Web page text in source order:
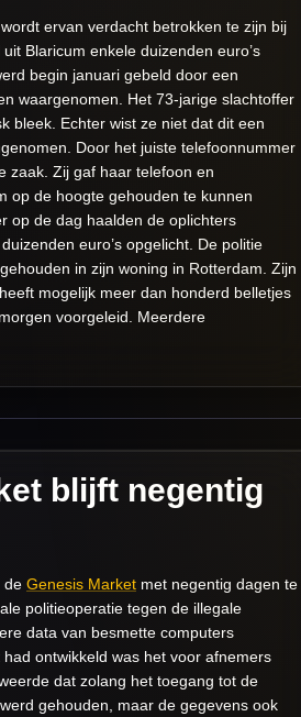
ervan verdacht betrokken te zijn bij
Blaricum enkele duizenden euro’s
begin januari gebeld door een
waargenomen. Het 73-jarige slachtoffer
bleek. Echter wist ze niet dat dit een
Door het juiste telefoonnummer
zaak. Zij gaf haar telefoon en
op de hoogte gehouden te kunnen
op de dag haalden de oplichters
euro’s opgelicht. De politie
in zijn woning in Rotterdam. Zijn
mogelijk meer dan honderd belletjes
voorgeleid. Meerdere
blijft negentig
de Genesis Market met negentig dagen te
politieoperatie tegen de illegale
data van besmette computers
ontwikkeld was het voor afnemers
dat zolang het toegang tot de
gehouden, maar de gegevens ook